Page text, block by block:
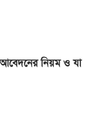
আবেদনের নিয়ম ও যা